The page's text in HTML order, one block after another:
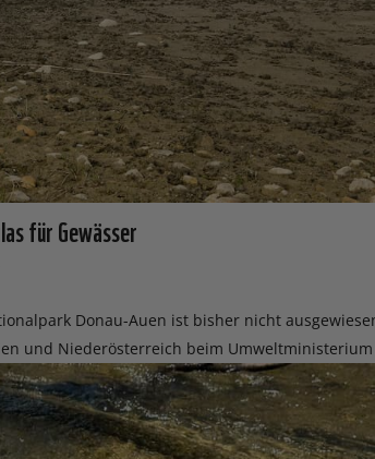
für Gewässer
Donau-Auen ist bisher nicht
und Niederösterreich beim Umweltministerium